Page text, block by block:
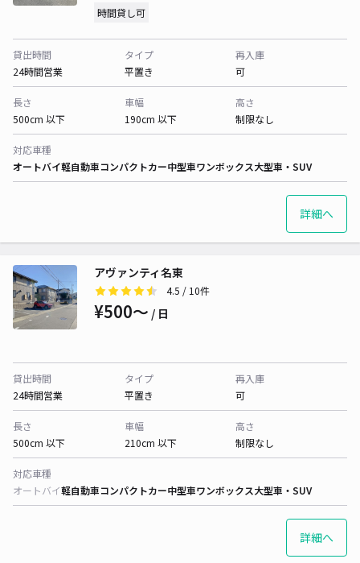
時間貸し可
貸出時間
24時間営業
タイプ
平置き
再入庫
可
長さ
500cm 以下
車幅
190cm 以下
高さ
制限なし
対応車種
オートバイ軽自動車コンパクトカー中型車ワンボックス大型車・SUV
詳細へ
アヴァンティ名東
4.5 / 10件
¥500〜 / 日
貸出時間
24時間営業
タイプ
平置き
再入庫
可
長さ
500cm 以下
車幅
210cm 以下
高さ
制限なし
対応車種
オートバイ軽自動車コンパクトカー中型車ワンボックス大型車・SUV
詳細へ